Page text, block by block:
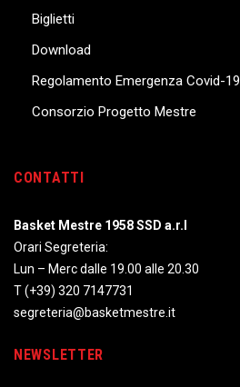
Biglietti
Download
Regolamento Emergenza Covid-19
Consorzio Progetto Mestre
CONTATTI
Basket Mestre 1958 SSD a.r.l
Orari Segreteria:
Lun – Merc dalle 19.00 alle 20.30
T(+39) 320 7147731
segreteria@basketmestre.it
NEWSLETTER